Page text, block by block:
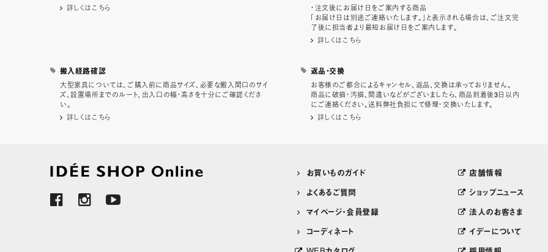
詳しくはこちら
・注文後にお届け日をご案内する商品
「お届け日は別途ご連絡いたします。」と表示される場合は、ご注文完
了後に担当者より最短お届け日をご案内します。
詳しくはこちら
搬入経路確認
大型家具については、ご購入前に商品サイズ、必要な搬入間口のサイ
ズ、設置場所までのルート、出入口の幅・高さを十分にご確認くださ
い。
詳しくはこちら
返品・交換
お客様のご都合によるキャンセル、返品、交換は承っておりません。
商品に破損・汚損、間違いなどがございましたら、商品到着後3日以内
にご連絡ください。送料弊社負担にて修理・交換いたします。
詳しくはこちら
お買いものガイド
よくあるご質問
マイページ・会員登録
コーディネート
店舗情報
ショップニュース
法人のお客さま
イデーについて